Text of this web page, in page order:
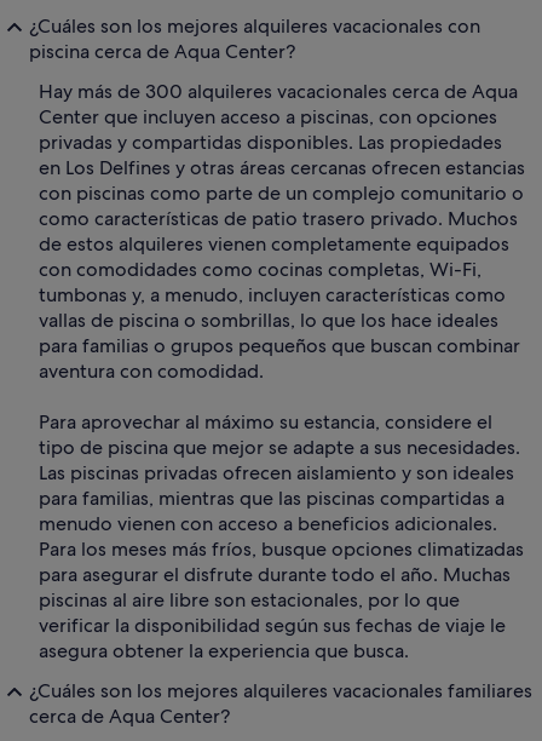
¿Cuáles son los mejores alquileres vacacionales con
piscina cerca de Aqua Center?
Hay más de 300 alquileres vacacionales cerca de Aqua
Center que incluyen acceso a piscinas, con opciones
privadas y compartidas disponibles. Las propiedades
en Los Delfines y otras áreas cercanas ofrecen estancias
con piscinas como parte de un complejo comunitario o
como características de patio trasero privado. Muchos
de estos alquileres vienen completamente equipados
con comodidades como cocinas completas, Wi-Fi,
tumbonas y, a menudo, incluyen características como
vallas de piscina o sombrillas, lo que los hace ideales
para familias o grupos pequeños que buscan combinar
aventura con comodidad.
Para aprovechar al máximo su estancia, considere el
tipo de piscina que mejor se adapte a sus necesidades.
Las piscinas privadas ofrecen aislamiento y son ideales
para familias, mientras que las piscinas compartidas a
menudo vienen con acceso a beneficios adicionales.
Para los meses más fríos, busque opciones climatizadas
para asegurar el disfrute durante todo el año. Muchas
piscinas al aire libre son estacionales, por lo que
verificar la disponibilidad según sus fechas de viaje le
asegura obtener la experiencia que busca.
¿Cuáles son los mejores alquileres vacacionales familiares
cerca de Aqua Center?